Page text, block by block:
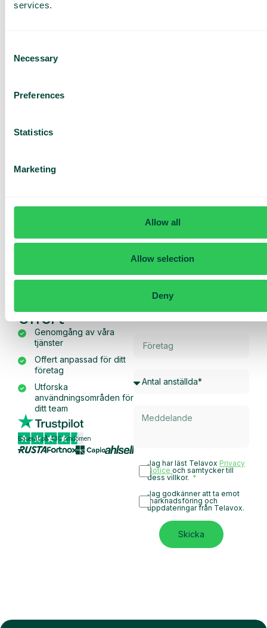
services.
Selection
Necessary
Preferences
Statistics
Marketing
Allow all
Allow selection
Deny
Schemalägg hur växeln ska hantera samtal under
SMS to Caller
samtal.
skräddarsydd
offert
Genomgång av våra
tjänster
Offert anpassad för ditt
företag
Utforska
användningsområden för
ditt team
Baserat på 430 omdömen
Jag har läst Telavox Privacy
Noticeoch samtycker till
dess villkor.
Jag godkänner att ta emot
marknadsföring och
uppdateringar från Telavox.
Skicka